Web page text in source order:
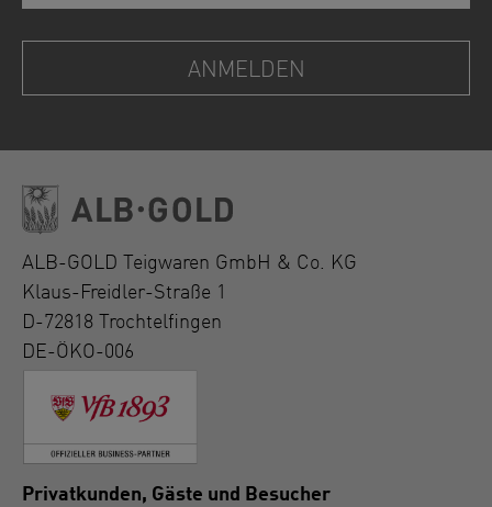
ALB-GOLD Teigwaren GmbH & Co. KG
Klaus-Freidler-Straße 1
D-72818 Trochtelfingen
DE-ÖKO-006
Privatkunden, Gäste und Besucher